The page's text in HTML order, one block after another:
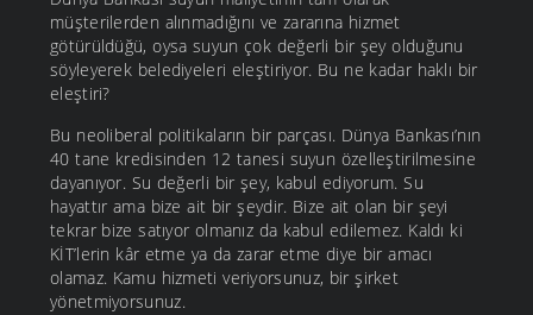
müşterilerden alınmadığını ve zararına hizmet
götürüldüğü, oysa suyun çok değerli bir şey olduğunu
söyleyerek belediyeleri eleştiriyor. Bu ne kadar haklı bir
eleştiri?
Bu neoliberal politikaların bir parçası. Dünya Bankası’nın
40 tane kredisinden 12 tanesi suyun özelleştirilmesine
dayanıyor. Su değerli bir şey, kabul ediyorum. Su
hayattır ama bize ait bir şeydir. Bize ait olan bir şeyi
tekrar bize satıyor olmanız da kabul edilemez. Kaldı ki
KİT’lerin kâr etme ya da zarar etme diye bir amacı
olamaz. Kamu hizmeti veriyorsunuz, bir şirket
yönetmiyorsunuz.